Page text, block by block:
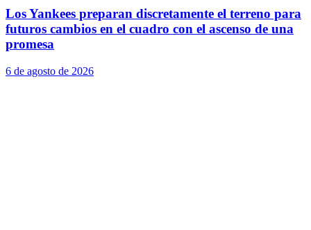
Los Yankees preparan discretamente el terreno para
futuros cambios en el cuadro con el ascenso de una
promesa
6 de agosto de 2026